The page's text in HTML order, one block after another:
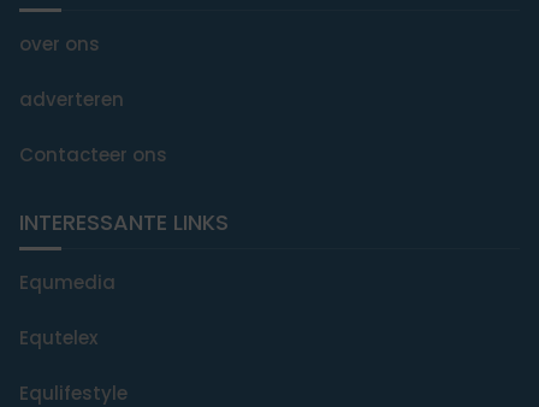
over ons
adverteren
Contacteer ons
INTERESSANTE LINKS
Equmedia
Equtelex
Equlifestyle